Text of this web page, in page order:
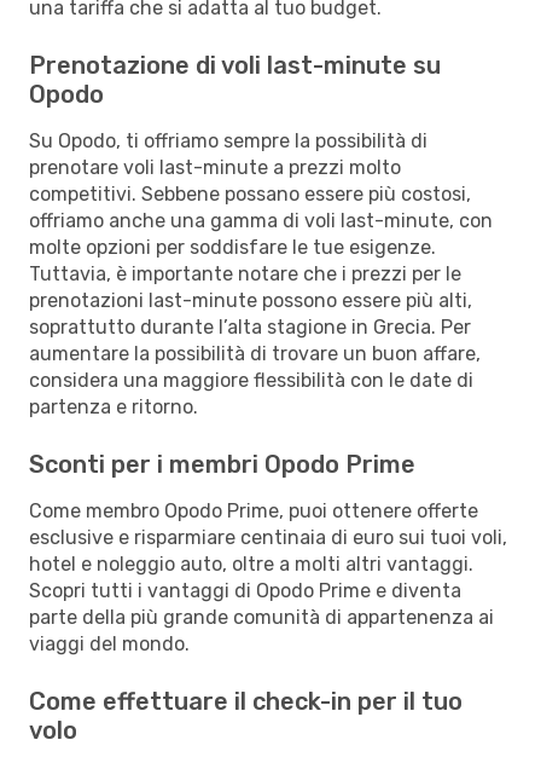
una tariffa che si adatta al tuo budget.
Prenotazione di voli last-minute su
Opodo
Su Opodo, ti offriamo sempre la possibilità di
prenotare voli last-minute a prezzi molto
competitivi. Sebbene possano essere più costosi,
offriamo anche una gamma di voli last-minute, con
molte opzioni per soddisfare le tue esigenze.
Tuttavia, è importante notare che i prezzi per le
prenotazioni last-minute possono essere più alti,
soprattutto durante l’alta stagione in Grecia. Per
aumentare la possibilità di trovare un buon affare,
considera una maggiore flessibilità con le date di
partenza e ritorno.
Sconti per i membri Opodo Prime
Come membro Opodo Prime, puoi ottenere offerte
esclusive e risparmiare centinaia di euro sui tuoi voli,
hotel e noleggio auto, oltre a molti altri vantaggi.
Scopri tutti i vantaggi di Opodo Prime e diventa
parte della più grande comunità di appartenenza ai
viaggi del mondo.
Come effettuare il check-in per il tuo
volo